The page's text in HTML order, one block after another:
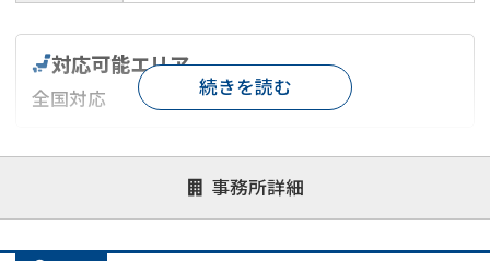
事務所詳細
対応可能エリア
全国対応
対応が親身 オンライン面談可能
レスポンスが早い
1億円以上の買取可
続きを読む